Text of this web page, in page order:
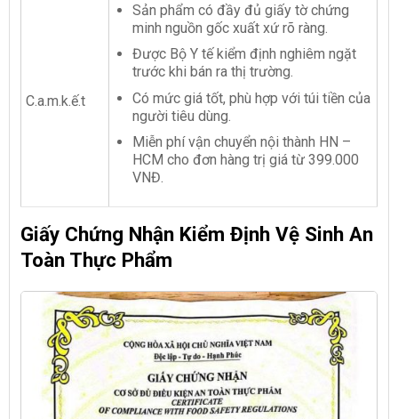
C.a.m.k.ế.t
Sản phẩm có đầy đủ giấy tờ chứng
minh nguồn gốc xuất xứ rõ ràng.
Được Bộ Y tế kiểm định nghiêm ngặt
trước khi bán ra thị trường.
Có mức giá tốt, phù hợp với túi tiền của
người tiêu dùng.
Miễn phí vận chuyển nội thành HN –
HCM cho đơn hàng trị giá từ 399.000
VNĐ.
Giấy Chứng Nhận Kiểm Định Vệ Sinh An
Toàn Thực Phẩm